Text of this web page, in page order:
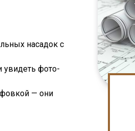
насадок с
увидеть фото-
— они